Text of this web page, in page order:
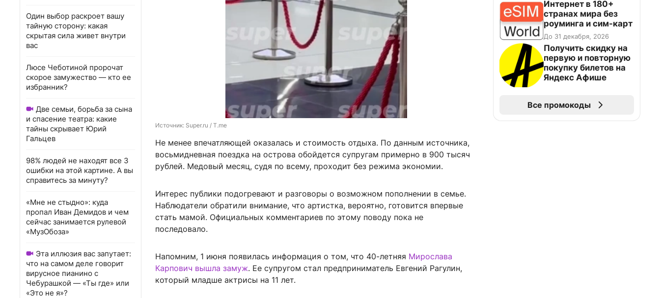
Один выбор раскроет вашу
тайную сторону: какая
скрытая сила живет внутри
вас
Люсе Чеботиной пророчат
скорое замужество — кто ее
избранник?
Две семьи, борьба за сына
и спасение театра: какие
тайны скрывает Юрий
Гальцев
98% людей не находят все 3
ошибки на этой картине. А вы
справитесь за минуту?
«Мне не стыдно»: куда
пропал Иван Демидов и чем
сейчас занимается рулевой
«МузОбоза»
Эта иллюзия вас запутает:
что на самом деле говорит
вирусное пианино с
Чебурашкой — «Ты где» или
«Это не я»?
Источник: Super.ru / T.me
Не менее впечатляющей оказалась и стоимость отдыха. По данным источника,
восьмидневная поездка на острова обойдется супругам примерно в 900 тысяч
рублей. Медовый месяц, судя по всему, проходит без режима экономии.
Интерес публики подогревают и разговоры о возможном пополнении в семье.
Наблюдатели обратили внимание, что артистка, вероятно, готовится впервые
стать мамой. Официальных комментариев по этому поводу пока не
последовало.
Напомним, 1 июня появилась информация о том, что 40-летняя Мирослава
Карпович вышла замуж. Ее супругом стал предприниматель Евгений Рагулин,
который младше актрисы на 11 лет.
Интернет в 180+
странах мира без
роуминга и сим-карт
До 31 декабря, 2026
Получить скидку на
первую и повторную
покупку билетов на
Яндекс Афише
Все промокоды